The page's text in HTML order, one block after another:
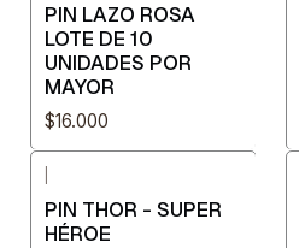
PIN LAZO ROSA
LOTE DE 10
UNIDADES POR
MAYOR
$16.000
PIN THOR - SUPER
HÉROE